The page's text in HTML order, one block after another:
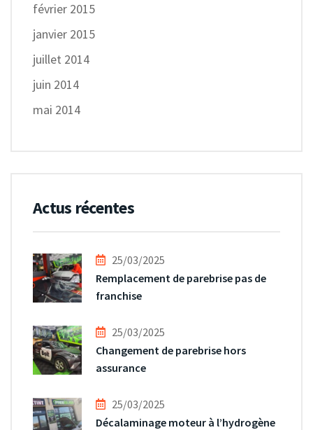
février 2015
janvier 2015
juillet 2014
juin 2014
mai 2014
Actus récentes
25/03/2025
Remplacement de parebrise pas de
franchise
25/03/2025
Changement de parebrise hors
assurance
25/03/2025
Décalaminage moteur à l’hydrogène